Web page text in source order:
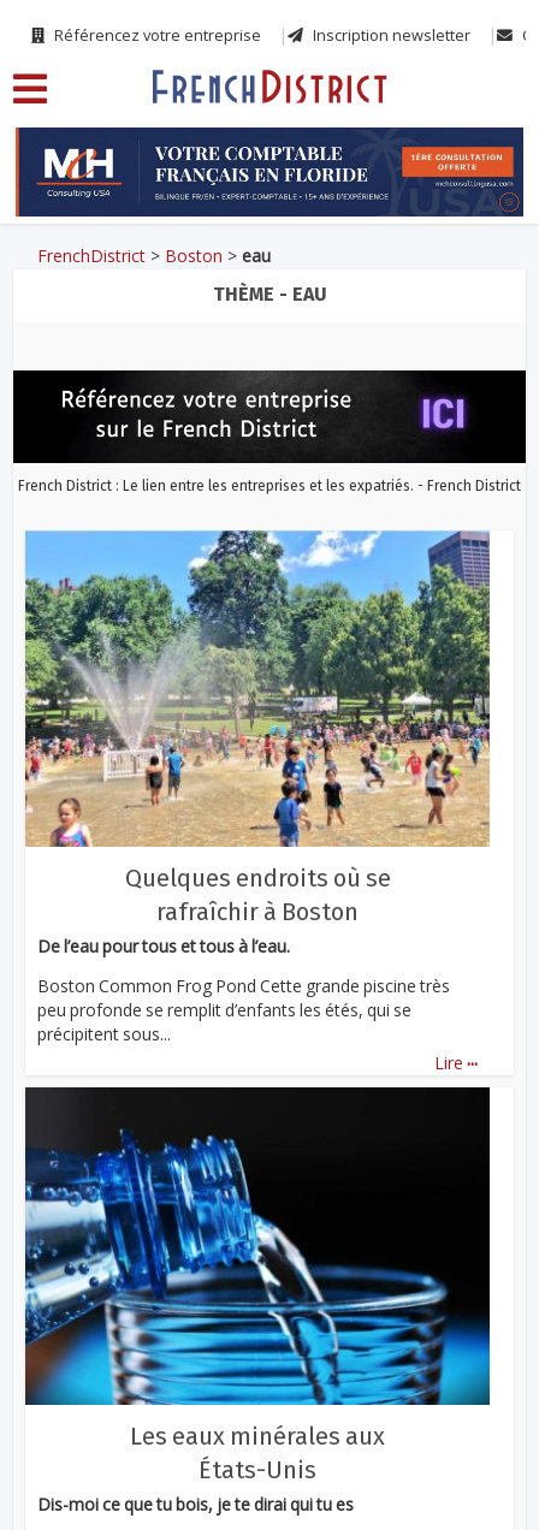
Référencez votre entreprise Inscription newsletter
FrenchDistrict > Boston >eau
THÈME - EAU
French District : Le lien entre les entreprises et les expatriés. - French District
Quelques endroits où se
rafraîchir à Boston
De l’eau pour tous et tous à l’eau.
Boston Common Frog Pond Cette grande piscine très
peu profonde se remplit d’enfants les étés, qui se
précipitent sous...
Lire ...
Les eaux minérales aux
États-Unis
Dis-moi ce que tu bois, je te dirai qui tu es